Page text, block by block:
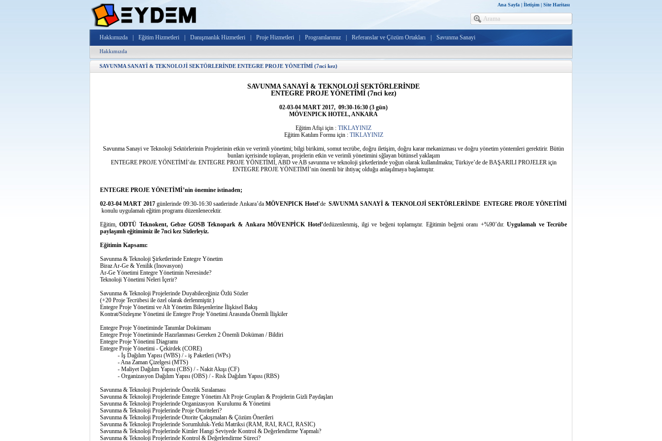
Ana Sayfa | İletişim | Site Haritası
Hakkımızda Eğitim Hizmetleri Danışmanlık Hizmetleri Proje Hizmetleri Programlarımız Referanslar ve Çözüm Ortakları Savunma Sanayi
Hakkımızda
SAVUNMA SANAYİ & TEKNOLOJİ SEKTÖRLERİNDE ENTEGRE PROJE YÖNETİMİ (7nci kez)
SAVUNMA SANAYİ & TEKNOLOJİ SEKTÖRLERİNDE
ENTEGRE PROJE YÖNETİMİ (7nci kez)
02-03-04 MART 2017, 09:30-16:30 (3 gün)
MÖVENPICK HOTEL, ANKARA
Eğitim Afişi için : TIKLAYINIZ
Eğitim Katılım Formu için : TIKLAYINIZ
Savunma Sanayi ve Teknoloji Sektörlerinin Projelerinin etkin ve verimli yönetimi; bilgi birikimi, somut tecrübe, doğru iletişim, doğru karar mekanizması ve doğru yönetim yöntemleri gerektirir. Bütün
bunları içerisinde toplayan, projelerin etkin ve verimli yönetimini sğlayan bütünsel yaklaşım
ENTEGRE PROJE YÖNETİMİ’dir. ENTEGRE PROJE YÖNETİMİ, ABD ve AB savunma ve teknoloji şirketlerinde yoğun olarak kullanılmakta; Türkiye’de de BAŞARILI PROJELER için
ENTEGRE PROJE YÖNETİMİ’nin önemli bir ihtiyaç olduğu anlaşılmaya başlamıştır.
ENTEGRE PROJE YÖNETİMİ’nin önemine istinaden;
02-03-04 MART 2017günlerinde 09:30-16:30 saatlerinde Ankara’daMÖVENPICK Hotel’de SAVUNMA SANAYİ & TEKNOLOJİ SEKTÖRLERİNDE ENTEGRE PROJE YÖNETİMİ
konulu uygulamalı eğitim programı düzenlenecektir.
Eğitim,ODTÜ Teknokent, Gebze GOSB Teknopark & Ankara MÖVENPİCK Hotel’dedüzenlenmiş, ilgi ve beğeni toplamıştır. Eğitimin beğeni oranı +%90’dır.Uygulamalı ve Tecrübe
paylaşımlı eğitimimiz ile 7nci kez Sizlerleyiz.
Eğitimin Kapsamı:
Savunma & Teknoloji Şirketlerinde Entegre Yönetim
Biraz Ar-Ge & Yenilik (Inovasyon)
Ar-Ge Yönetimi Entegre Yönetimin Neresinde?
Teknoloji Yönetimi Neleri İçerir?
Savunma & Teknoloji Projelerinde Duyabileceğiniz Özlü Sözler
(+20 Proje Tecrübesi ile özel olarak derlenmiştir.)
Entegre Proje Yönetimi ve Alt Yönetim Bileşenlerine İlişkisel Bakış
Kontrat/Sözleşme Yönetimi ile Entegre Proje Yönetimi Arasında Önemli İlişkiler
Entegre Proje Yönetiminde Tanımlar Dokümanı
Entegre Proje Yönetiminde Hazırlanması Gereken 2 Önemli Doküman / Bildiri
Entegre Proje Yönetimi Diagramı
Entegre Proje Yönetimi - Çekirdek (CORE)
- İş Dağılım Yapısı (WBS) / - iş Paketleri (WPs)
- Ana Zaman Çizelgesi (MTS)
- Maliyet Dağılım Yapısı (CBS) / - Nakit Akışı (CF)
- Organizasyon Dağılım Yapısı (OBS) / - Risk Dağılım Yapısı (RBS)
Savunma & Teknoloji Projelerinde Öncelik Sıralaması
Savunma & Teknoloji Projelerinde Entegre Yönetim Alt Proje Grupları & Projelerin Gizli Paydaşları
Savunma & Teknoloji Projelerinde Organizasyon Kurulumu & Yönetimi
Savunma & Teknoloji Projelerinde Proje Otoriteleri?
Savunma & Teknoloji Projelerinde Otorite Çakışmaları & Çözüm Önerileri
Savunma & Teknoloji Projelerinde Sorumluluk-Yetki Matriksi (RAM, RAI, RACI, RASIC)
Savunma & Teknoloji Projelerinde Kimler Hangi Seviyede Kontrol & Değerlendirme Yapmalı?
Savunma & Teknoloji Projelerinde Kontrol & Değerlendirme Süreci?